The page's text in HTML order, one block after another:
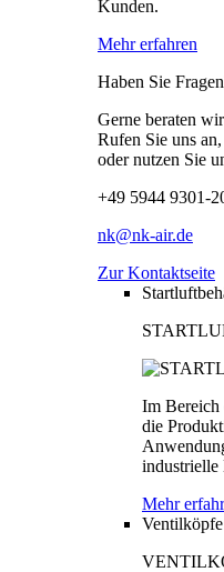
Kunden.
Mehr erfahren
Haben Sie
Gerne beraten
Rufen Sie uns
oder nutzen Sie
+49 5944 9301-
nk@nk-air.de
Zur Kontaktseite
Im Bereich
die
industrielle
Mehr
Ventilköpfe